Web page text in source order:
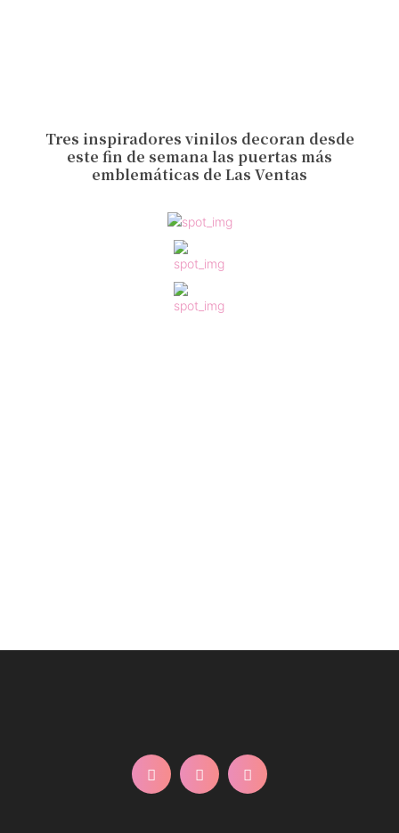
Tres inspiradores vinilos decoran desde
este fin de semana las puertas más
emblemáticas de Las Ventas